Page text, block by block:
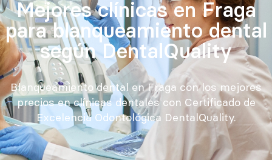
Mejores clínicas en Fraga
para blanqueamiento dental
según DentalQuality
Blanqueamiento dental en Fraga con los mejores
precios en clínicas dentales con Certificado de
Excelencia Odontológica DentalQuality.